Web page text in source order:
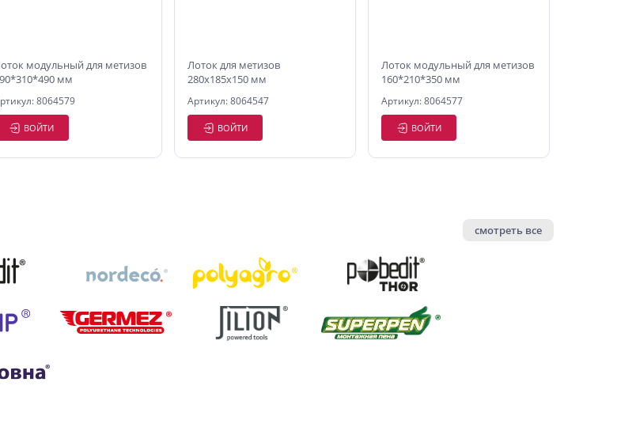
модульный для метизов
мм
8064579
ВОЙТИ
Лоток для метизов
280х185х150 мм
Артикул: 8064547
ВОЙТИ
Лоток модульный для метизов
160*210*350 мм
Артикул: 8064577
ВОЙТИ
смотреть все